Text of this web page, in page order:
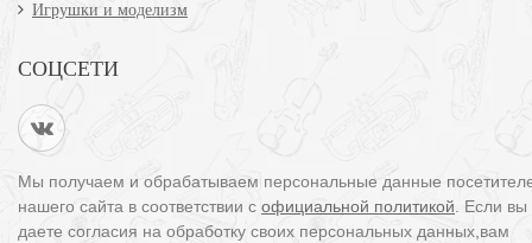
Игрушки и моделизм
СОЦСЕТИ
Мы получаем и обрабатываем персональные данные
нашего сайта в соответствии с официальной политикой . Если
даете согласия на обработку своих персональных данных,вам